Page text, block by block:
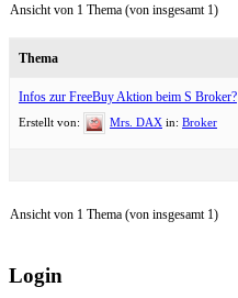
Ansicht von 1 Thema (von insgesamt 1)
Thema
Infos zur FreeBuy Aktion beim S Broker?
Erstellt von: Mrs. DAX in: Broker
Ansicht von 1 Thema (von insgesamt 1)
Login